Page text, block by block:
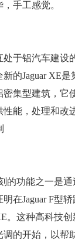
手工感觉。
于铝汽车建设
的Jaguar XE
集型建筑，它
性能，处理和改
的功能之一是通
在Jaguar F型
。这种高科技
调的开始，以帮